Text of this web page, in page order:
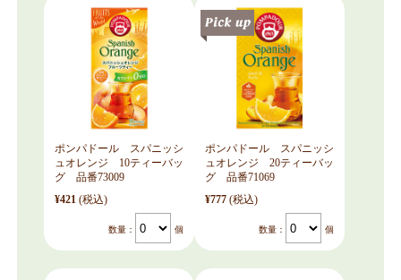
ポンパドール スパニッシ
ュオレンジ 10ティーバッ
グ 品番73009
¥421 (税込)
数量： 個
ポンパドール スパニッシ
ュオレンジ 20ティーバッ
グ 品番71069
¥777 (税込)
数量： 個